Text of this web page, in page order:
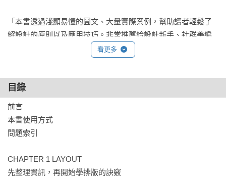
「本書透過淺顯易懂的圖文、大量實際案例，幫助讀者輕鬆了
解設計的原則以及應用技巧。非常推薦給設計新手、社群美編
以及想要提升設計能力的你！」──小編大神
師、《素直設計Book Design》作者
看更多
目錄
前言
本書使用方式
問題索引
CHAPTER 1 LAYOUT
先整理資訊，再開始學排版的訣竅